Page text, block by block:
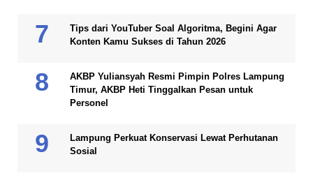
Tips dari YouTuber Soal Algoritma, Begini Agar
Konten Kamu Sukses di Tahun 2026
AKBP Yuliansyah Resmi Pimpin Polres Lampung
Timur, AKBP Heti Tinggalkan Pesan untuk
Personel
Lampung Perkuat Konservasi Lewat Perhutanan
Sosial